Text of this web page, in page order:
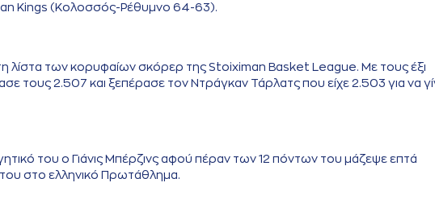
Kings (Κολοσσός-Ρέθυμνο 64-63).
των κορυφαίων σκόρερ της Stoiximan Basket League. Με τους έξι
τους 2.507 και ξεπέρασε τον Ντράγκαν Τάρλατς που είχε 2.503 για να
του ο Γιάνις Μπέρζινς αφού πέραν των 12 πόντων του μάζεψε επτά
στο ελληνικό Πρωτάθλημα.